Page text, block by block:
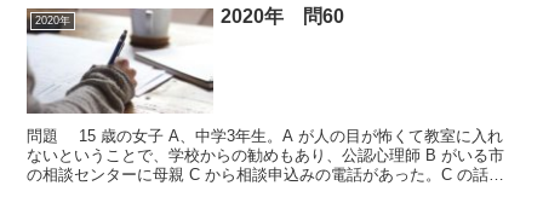
2020年 2020年 問60
問題 15 歳の女子 A、中学3年生。A が人の目が怖くて教室に入れ
ないということで、学校からの勧めもあり、公認心理師 B がいる市
の相談センターに母親 C から相談申込みの電話があった。C の話に